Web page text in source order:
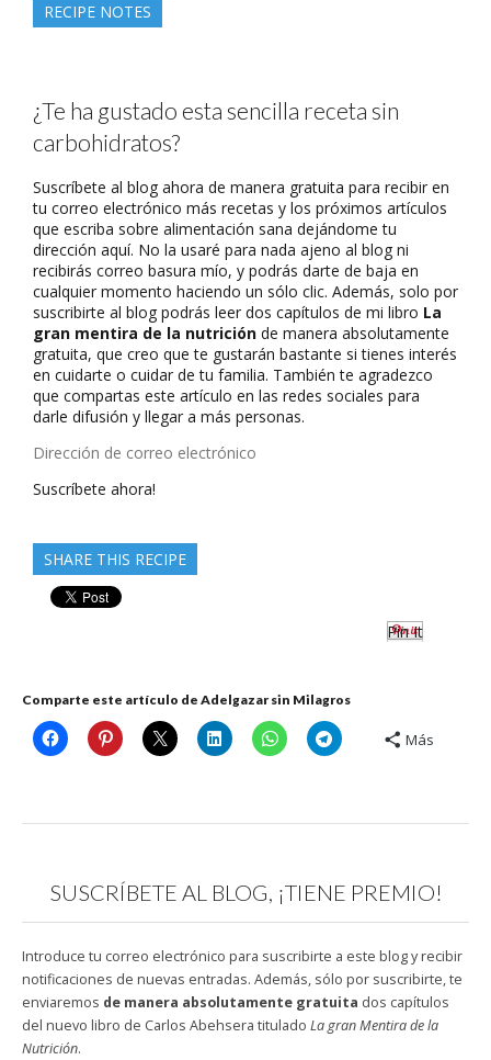
RECIPE NOTES
¿Te ha gustado esta sencilla receta sin
carbohidratos?
Suscríbete al blog ahora de manera gratuita para recibir en
tu correo electrónico más recetas y los próximos artículos
que escriba sobre alimentación sana dejándome tu
dirección aquí. No la usaré para nada ajeno al blog ni
recibirás correo basura mío, y podrás darte de baja en
cualquier momento haciendo un sólo clic. Además, solo por
suscribirte al blog podrás leer dos capítulos de mi libro La
gran mentira de la nutrición de manera absolutamente
gratuita, que creo que te gustarán bastante si tienes interés
en cuidarte o cuidar de tu familia. También te agradezco
que compartas este artículo en las redes sociales para
darle difusión y llegar a más personas.
Dirección
correo
Suscríbete ahora!
SHARE THIS RECIPE
Pin It
Comparte este artículo de Adelgazar sin Milagros
Más
SUSCRÍBETE AL BLOG, ¡TIENE PREMIO!
Introduce tu correo electrónico para suscribirte a este blog y recibir
notificaciones de nuevas entradas. Además, sólo por suscribirte, te
enviaremos de manera absolutamente gratuita dos capítulos
del nuevo libro de Carlos Abehsera titulado La gran Mentira de la
Nutrición.